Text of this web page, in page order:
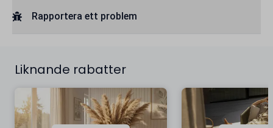
Rapportera ett problem
Liknande rabatter